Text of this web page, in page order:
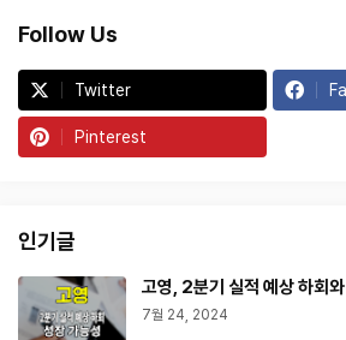
Follow Us
Twitter
Pinterest
인기글
고영, 2분기 실적 예상 하회
7월 24, 2024